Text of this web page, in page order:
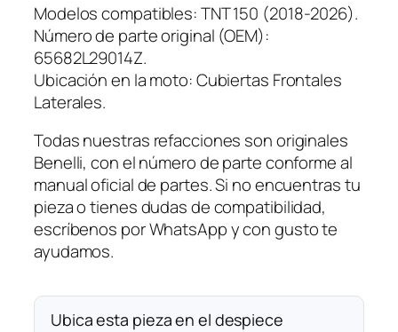
Modelos compatibles: TNT 150 (2018-2026).
Número de parte original (OEM):
65682L29014Z.
Ubicación en la moto: Cubiertas Frontales
Laterales.
Todas nuestras refacciones son originales
Benelli, con el número de parte conforme al
manual oficial de partes. Si no encuentras tu
pieza o tienes dudas de compatibilidad,
escríbenos por WhatsApp y con gusto te
ayudamos.
Ubica esta pieza en el despiece